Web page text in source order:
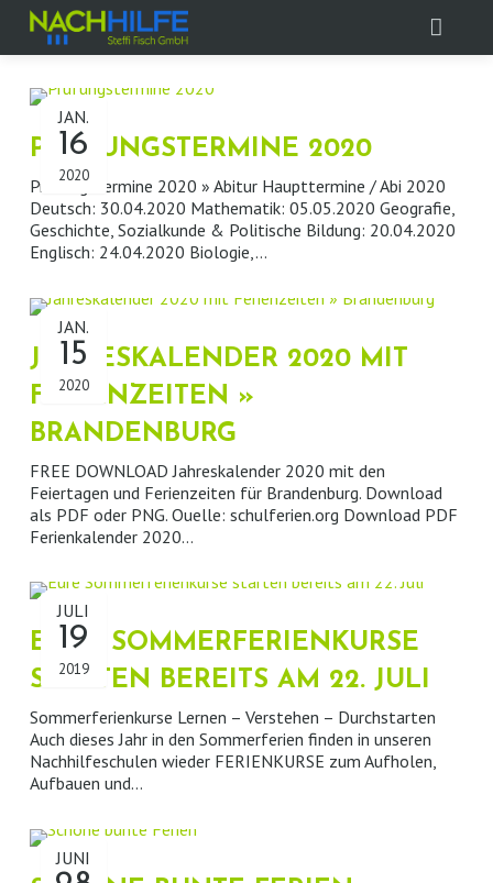
ÜBER UNS
VORTEILE
STANDORTE
ALLE STANDORTE
KÖNIGS WUSTERHAUSEN
PETERSHAGEN-EGGERSDORF
ZEUTHEN / EICHWALDE / WILDAU
FÜRSTENWALDE
NACHHILFE
FÄCHER
MSA / 10.KLASSE
ABITUR-KURSE
NACHPRÜFUNGEN
CRASHKURSE
FERIENKURSE
AKTUELLES
STELLENANGEBOT
REFERENZEN
TIPPS UND TERMINE
PRÜFUNGSTERMINE 2026
FERIENKALENDER
TEILHABELEISTUNGEN
PARTNER / LINKS
KONTAKT
ANFRAGEN
BEWERBUNG
IMPRESSUM
DATENSCHUTZ
PRÜFUNGSTERMINE 2020
JAN.
16
2020
Prüfungstermine 2020 » Abitur Haupttermine / Abi 2020
Deutsch: 30.04.2020 Mathematik: 05.05.2020 Geografie,
Geschichte, Sozialkunde & Politische Bildung: 20.04.2020
Englisch: 24.04.2020 Biologie,…
JAHRESKALENDER 2020 MIT
FERIENZEITEN »
BRANDENBURG
JAN.
15
2020
FREE DOWNLOAD Jahreskalender 2020 mit den
Feiertagen und Ferienzeiten für Brandenburg. Download
als PDF oder PNG. Ouelle: schulferien.org Download PDF
Ferienkalender 2020…
EURE SOMMERFERIENKURSE
STARTEN BEREITS AM 22. JULI
JULI
19
2019
Sommerferienkurse Lernen – Verstehen – Durchstarten
Auch dieses Jahr in den Sommerferien finden in unseren
Nachhilfeschulen wieder FERIENKURSE zum Aufholen,
Aufbauen und…
JUNI